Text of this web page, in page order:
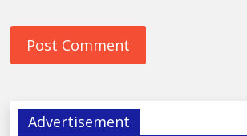
Advertisement